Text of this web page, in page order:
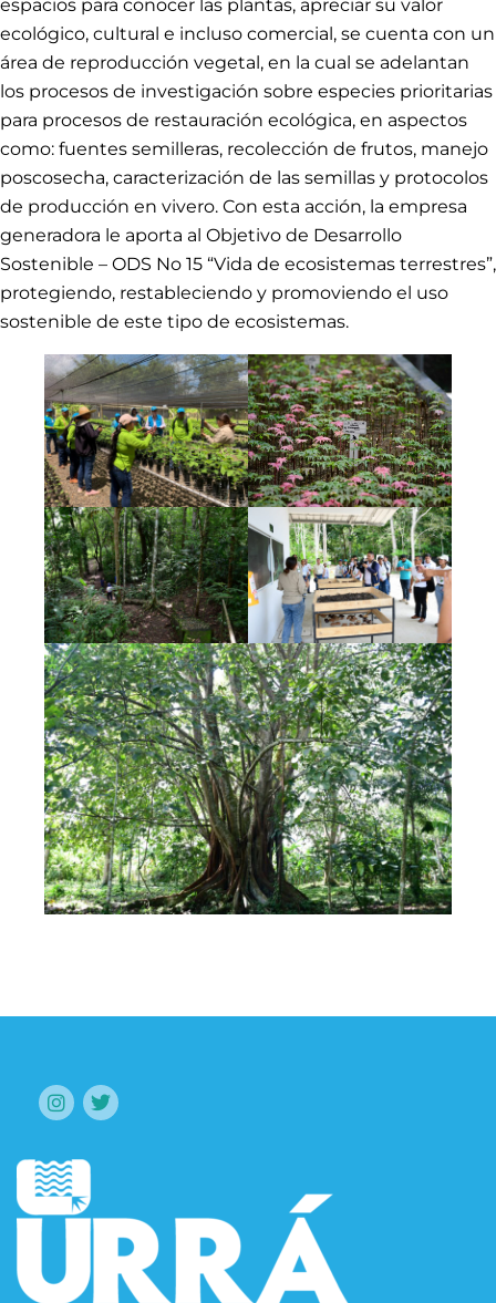
espacios para conocer las plantas, apreciar su valor
ecológico, cultural e incluso comercial, se cuenta con un
área de reproducción vegetal, en la cual se adelantan
los procesos de investigación sobre especies prioritarias
para procesos de restauración ecológica, en aspectos
como: fuentes semilleras, recolección de frutos, manejo
poscosecha, caracterización de las semillas y protocolos
de producción en vivero. Con esta acción, la empresa
generadora le aporta al Objetivo de Desarrollo
Sostenible – ODS No 15 “Vida de ecosistemas terrestres”,
protegiendo, restableciendo y promoviendo el uso
sostenible de este tipo de ecosistemas.